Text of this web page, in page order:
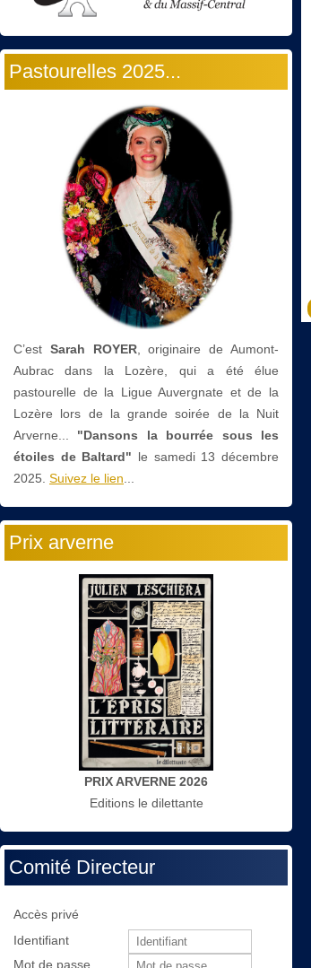
Pastourelles 2025...
C’est Sarah ROYER, originaire de Aumont-
Aubrac dans la Lozère, qui a été élue
pastourelle de la Ligue Auvergnate et de la
Lozère lors de la grande soirée de la Nuit
Arverne...
"Dansons la bourrée sous les
étoiles de Baltard" le samedi 13 décembre
2025. Suivez le lien
Prix arverne
PRIX ARVERNE 2026
Editions le dilettante
Comité Directeur
Accès privé
Identifiant
Mot de passe